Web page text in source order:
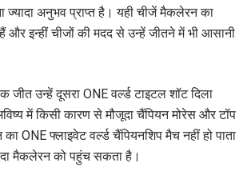
ज्यादा अनुभव प्राप्त है। यही चीजें मैकलेरन का
और इन्हीं चीजों की मदद से उन्हें जीतने में भी आसानी
जीत उन्हें दूसरा ONE वर्ल्ड टाइटल शॉट दिला
में किसी कारण से मौजूदा चैंपियन मोरेस और टॉप
ONE फ्लाइवेट वर्ल्ड चैंपियनशिप मैच नहीं हो पाता
मैकलेरन को पहुंच सकता है।